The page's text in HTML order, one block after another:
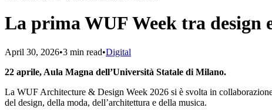
La prima WUF Week tra design
April 30, 2026•3 min read•Digital
22 aprile, Aula Magna dell’Università Statale di Milano.
La WUF Architecture & Design Week 2026 si è svolta in
del design, della moda, dell’architettura e della musica.